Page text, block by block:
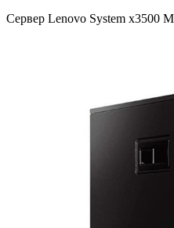
Сервер Lenovo System x3500